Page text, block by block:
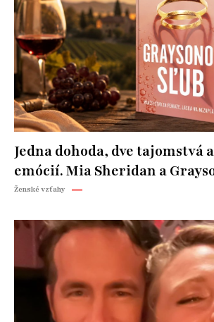
Jedna dohoda, dve tajomstvá
emócií. Mia Sheridan a
Ženské vzťahy